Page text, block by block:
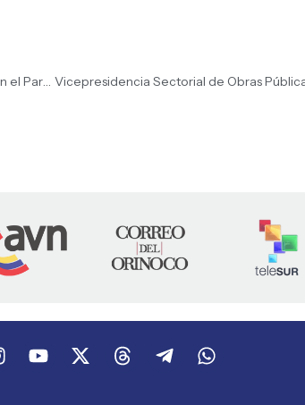
MINEC Falcón activa Plan Chuquisaca con la restauración de manglares en el Parque Nacional Morrocoy